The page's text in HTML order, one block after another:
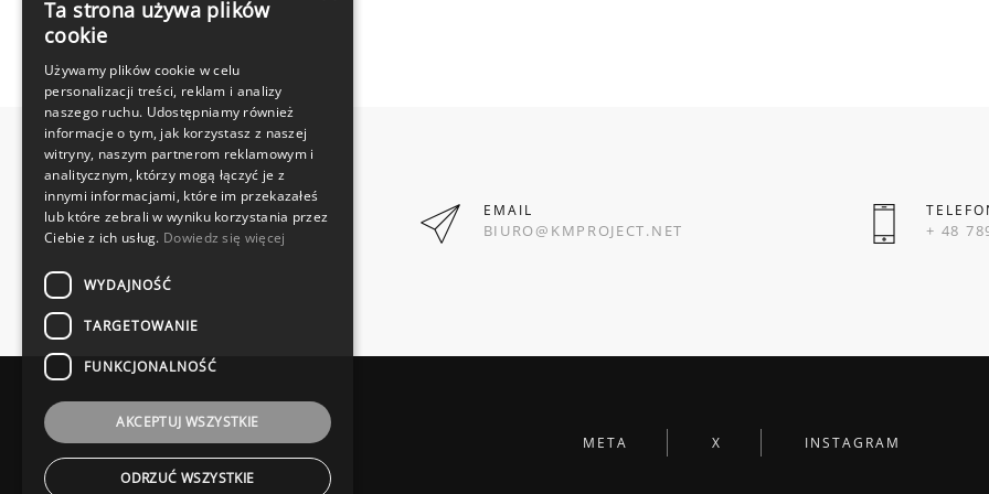
EMAIL
BIURO@KMPROJECT.NET + 48
META X INSTAGRAM
Ta strona używa plików
cookie
Używamy plików cookie w celu
personalizacji treści, reklam i analizy
naszego ruchu. Udostępniamy również
informacje o tym, jak korzystasz z naszej
witryny, naszym partnerom reklamowym i
analitycznym, którzy mogą łączyć je z
innymi informacjami, które im przekazałeś
lub które zebrali w wyniku korzystania przez
Ciebie z ich usług. Dowiedz się więcej
WYDAJNOŚĆ
TARGETOWANIE
FUNKCJONALNOŚĆ
AKCEPTUJ WSZYSTKIE
ODRZUĆ WSZYSTKIE